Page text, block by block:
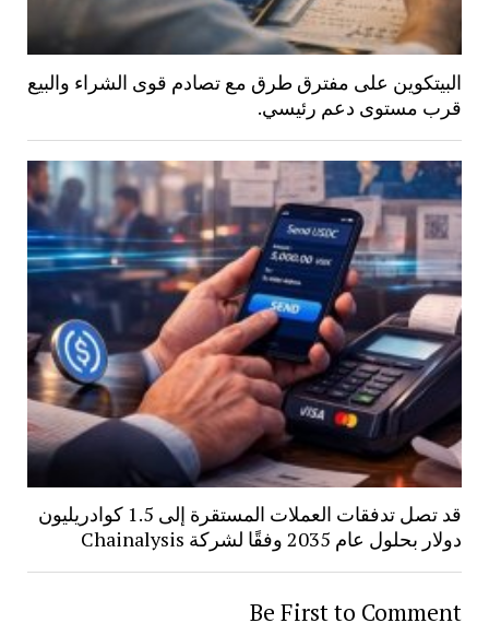
البيتكوين على مفترق طرق مع تصادم قوى الشراء والبيع
قرب مستوى دعم رئيسي.
قد تصل تدفقات العملات المستقرة إلى 1.5 كوادريليون
دولار بحلول عام 2035 وفقًا لشركة Chainalysis
Be First to Comment